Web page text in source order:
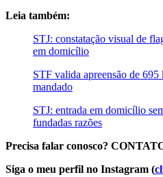
Leia também:
STJ: constatação visual de
em domicílio
STF valida apreensão de 695
mandado
STJ: entrada em domicílio
fundadas razões
Precisa falar conosco?
Siga o meu perfil no Instagram (